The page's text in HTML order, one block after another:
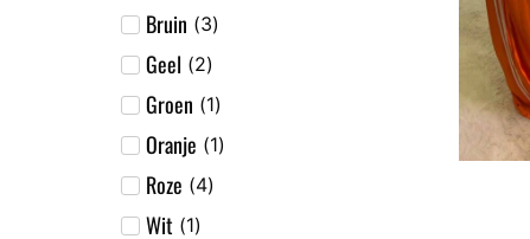
Bruin (3)
Geel (2)
Groen (1)
Oranje (1)
Roze (4)
Wit (1)